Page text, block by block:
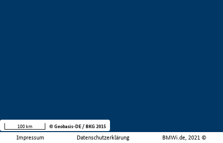
Impressum Datenschutzerklärung BMWi.de, 2021 ©
100 km © Geobasis-DE / BKG 2015